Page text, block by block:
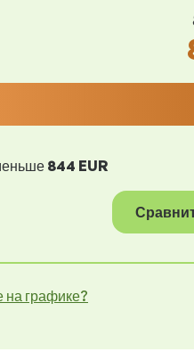
844 EUR
на графике?